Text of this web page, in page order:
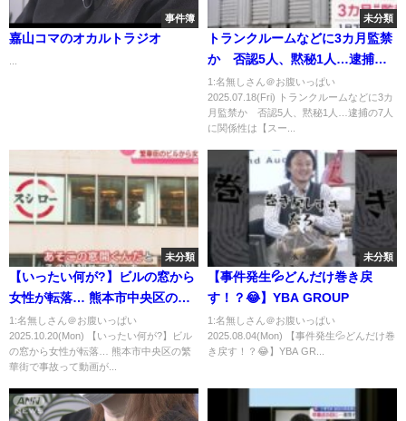
事件簿
嘉山コマのオカルトラジオ
未分類
トランクルームなどに3カ月監禁
か 否認5人、黙秘1人…逮捕の7
人に関係性は【スーパーJチャン
ネル】(2025年7月17日)
1:名無しさん＠お腹いっぱい
2025.07.18(Fri) トランクルームなどに3カ
月監禁か 否認5人、黙秘1人…逮捕の7人
に関係性は【スー...
未分類
【いったい何が?】ビルの窓から
女性が転落… 熊本市中央区の繁
華街で事故
1:名無しさん＠お腹いっぱい
2025.10.20(Mon) 【いったい何が?】ビル
の窓から女性が転落… 熊本市中央区の繁
華街で事故って動画が...
未分類
【事件発生💦どんだけ巻き戻
す！？😂】YBA GROUP
1:名無しさん＠お腹いっぱい
2025.08.04(Mon) 【事件発生💦どんだけ巻
き戻す！？😂】YBA GR...